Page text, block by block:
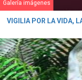
Galería imágenes
VIGILIA POR LA VIDA,